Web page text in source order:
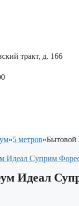
тракт, д. 166
»5 метров»Бытовой
Идеал